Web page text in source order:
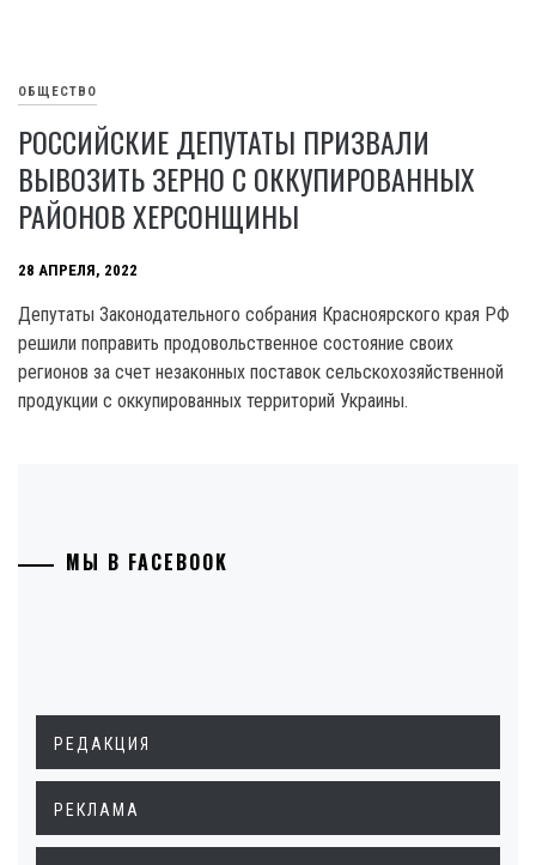
ОБЩЕСТВО
РОССИЙСКИЕ ДЕПУТАТЫ ПРИЗВАЛИ
ВЫВОЗИТЬ ЗЕРНО С ОККУПИРОВАННЫХ
РАЙОНОВ ХЕРСОНЩИНЫ
28 АПРЕЛЯ, 2022
Депутаты Законодательного собрания Красноярского края РФ
решили поправить продовольственное состояние своих
регионов за счет незаконных поставок сельскохозяйственной
продукции с оккупированных территорий Украины.
МЫ В FACEBOOK
РЕДАКЦИЯ
РЕКЛАМА